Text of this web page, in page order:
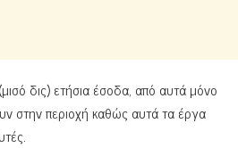
δις) ετήσια έσοδα, από αυτά μόνο
περιοχή καθώς αυτά τα έργα